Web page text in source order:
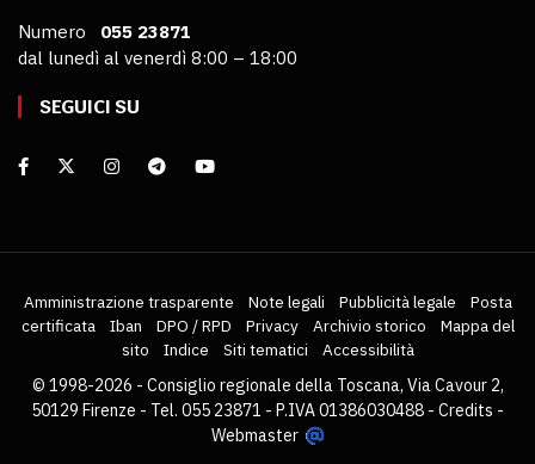
Numero 055 23871
dal lunedì al venerdì 8:00 – 18:00
SEGUICI SU
Amministrazione trasparente Note legali Pubblicità legale
Posta
certificata
Iban DPO / RPD Privacy Archivio storico
Mappa del
sito
Indice Siti tematici
Accessibilità
© 1998-2026 - Consiglio regionale della Toscana, Via Cavour 2,
50129 Firenze - Tel. 055 23871 - P.IVA 01386030488 - Credits -
Webmaster